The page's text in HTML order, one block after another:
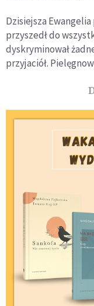
Dzisiejsza
przyszedł do
dyskryminował
przyjaciół.